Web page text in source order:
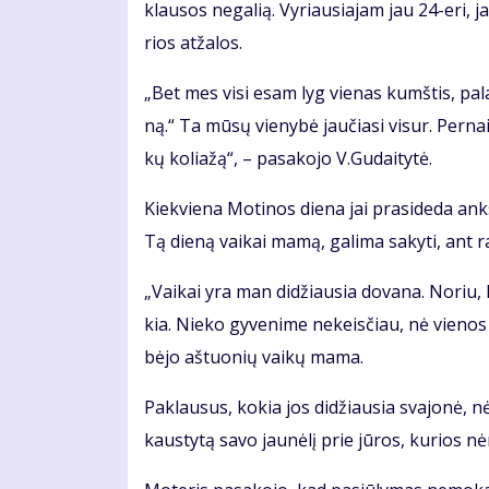
klau­sos ne­ga­lią. Vy­riau­sia­jam jau 24-eri,
rios at­ža­los.
„Bet mes vi­si esam lyg vie­nas kumš­tis,
ną.“ Ta mū­sų vie­ny­bė jau­čia­si vi­sur.
kų ko­lia­žą“, – pa­sa­ko­jo V.Gu­dai­ty­tė.
Kiek­vie­na Mo­ti­nos die­na jai pra­si­de­da
Tą die­ną vai­kai ma­mą, ga­li­ma sa­ky­ti,
„Vai­kai yra man di­džiau­sia do­va­na.
kia. Nie­ko gy­ve­ni­me ne­keis­čiau, nė
bė­jo aš­tuo­nių vai­kų ma­ma.
Pa­klau­sus, ko­kia jos di­džiau­sia sva­jo­nė,
kaus­ty­tą sa­vo jau­nė­lį prie jū­ros, ku­rios